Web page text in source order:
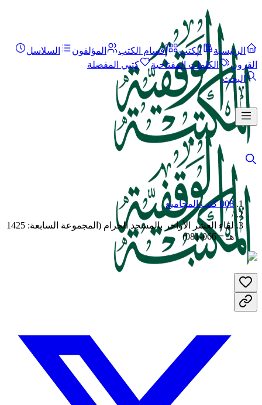
الرئيسية الكتب أقسام الكتب المؤلفون
السلاسل
القرون
الكلمات المفتاحية
كتبي المفضلة
البحث
008 كتب المجاميع
/
لقاء العشر الأواخر بالمسجد الحرام (المجموعة السابعة: 1425
هـ = 066-081)